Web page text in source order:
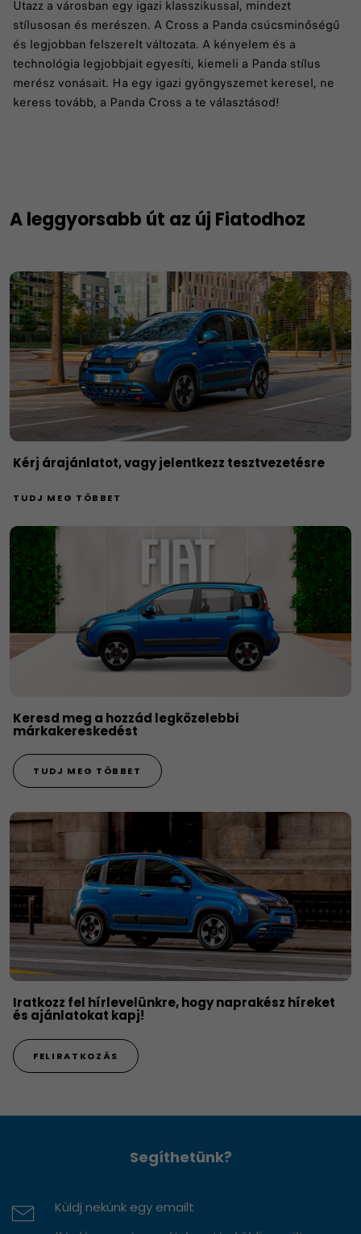
Utazz a városban egy igazi klasszikussal, mindezt
stílusosan és merészen. A Cross a Panda csúcsminőségű
és legjobban felszerelt változata. A kényelem és a
technológia legjobbjait egyesíti, kiemeli a Panda stílus
merész vonásait. Ha egy igazi gyöngyszemet keresel, ne
keress tovább, a Panda Cross a te választásod!
A leggyorsabb út az új Fiatodhoz
Kérj árajánlatot, vagy jelentkezz tesztvezetésre
TUDJ MEG TÖBBET
Keresd meg a hozzád legközelebbi
márkakereskedést
TUDJ MEG TÖBBET
Iratkozz fel hírlevelünkre, hogy naprakész híreket
és ajánlatokat kapj!
FELIRATKOZÁS
Segíthetünk?
Küldj nekünk egy emailt